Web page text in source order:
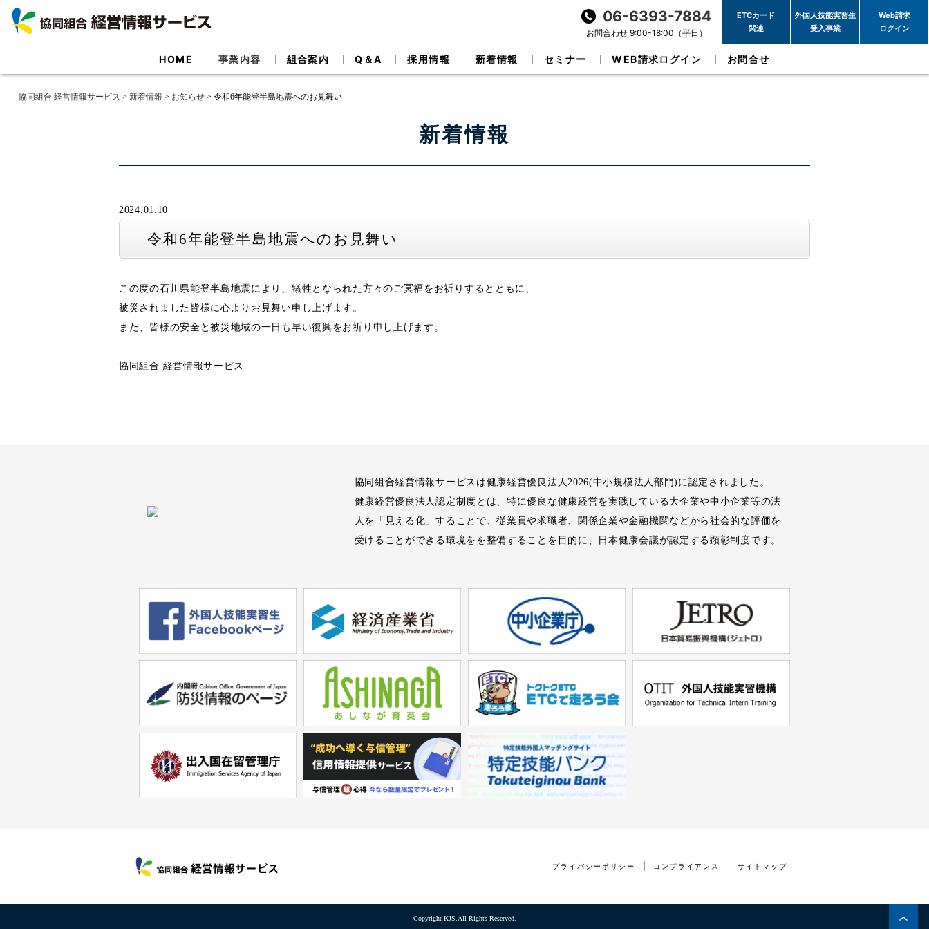
06-6393-7884
お問合わせ 9:00-18:00（平日）
ETCカード
関連
外国人技能実習生
受入事業
Web請求
ログイン
HOME 事業内容 組合案内 Q＆A 採用情報 新着情報 セミナー WEB請求ログイン お問合せ
協同組合 経営情報サービス > 新着情報 > お知らせ> 令和6年能登半島地震へのお見舞い
新着情報
2024.01.10
令和6年能登半島地震へのお見舞い
この度の石川県能登半島地震により、犠牲となられた方々のご冥福をお祈りするとともに、
被災されました皆様に心よりお見舞い申し上げます。
また、皆様の安全と被災地域の一日も早い復興をお祈り申し上げます。
協同組合 経営情報サービス
協同組合経営情報サービスは健康経営優良法人2026(中小規模法人部門)に認定されました。
健康経営優良法人認定制度とは、特に優良な健康経営を実践している大企業や中小企業等の法
人を「見える化」することで、従業員や求職者、関係企業や金融機関などから社会的な評価を
受けることができる環境をを整備することを目的に、日本健康会議が認定する顕彰制度です。
プライバシーポリシー コンプライアンス サイトマップ
Copyright KJS.All Rights Reserved.